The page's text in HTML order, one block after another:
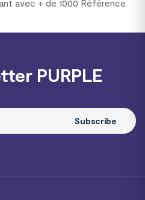
avec + de 1000 Référence
PURPLE
Subscribe